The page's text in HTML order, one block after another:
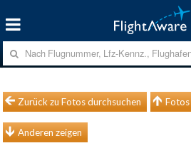
Zurück zu Fotos durchsuchen
Anderen zeigen